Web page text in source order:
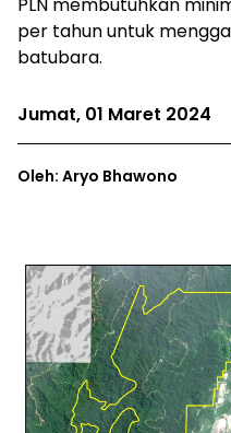
per tahun untuk
batubara.
Jumat, 01 Maret 2024
Oleh: Aryo Bhawono